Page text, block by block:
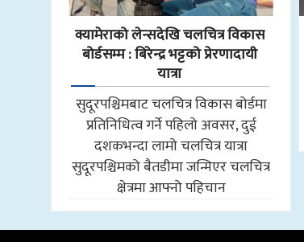
क्यामेराको लेन्सदेखि चलचित्र विकास
बोर्डसम्म : बिरेन्द्र भट्टको प्रेरणादायी
यात्रा
सुदूरपश्चिमबाट चलचित्र विकास बोर्डमा
प्रतिनिधित्व गर्ने पहिलो अवसर, दुई
दशकभन्दा लामो चलचित्र यात्रा
सुदूरपश्चिमको बैतडीमा जन्मिएर चलचित्र
क्षेत्रमा आफ्नो पहिचान